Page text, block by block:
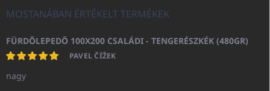
MOSTANÁBAN ÉRTÉKELT TERMÉKEK
FÜRDŐLEPEDŐ 100X200 CSALÁDI - TENGERÉSZKÉK (480GR)
PAVEL ČÍŽEK
nagy